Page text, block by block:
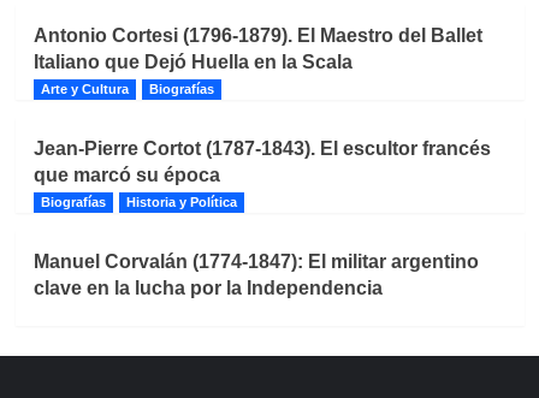
Antonio Cortesi (1796-1879). El Maestro del Ballet
Italiano que Dejó Huella en la Scala
Arte y Cultura Biografías
Jean-Pierre Cortot (1787-1843). El escultor francés
que marcó su época
Biografías Historia y Política
Manuel Corvalán (1774-1847): El militar argentino
clave en la lucha por la Independencia